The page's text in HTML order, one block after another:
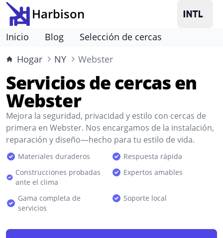
Harbison
Inicio Blog
Selección de cercas
Hogar
NY Webster
Servicios de cercas en
Webster
Mejora la seguridad, privacidad y estilo con cercas de
primera en Webster. Nos encargamos de la instalación,
reparación y diseño—hecho para tu estilo de vida.
Materiales duraderos
Respuesta rápida
Construcciones probadas
ante el clima
Expertos amables
Gama completa de
servicios
Soporte local